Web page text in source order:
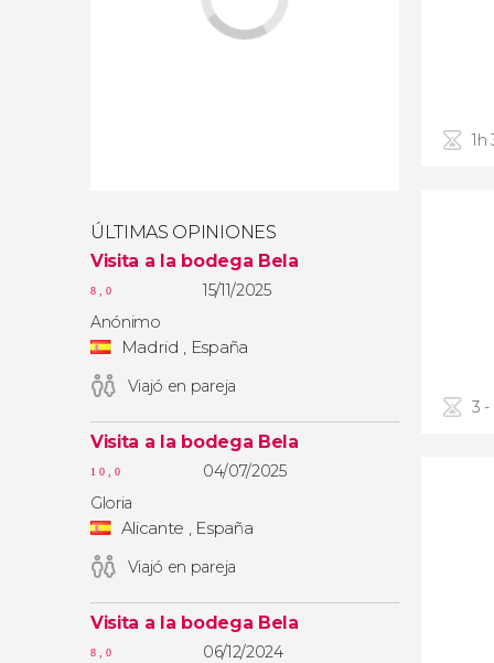
ÚLTIMAS OPINIONES
Visita a la bodega Bela
8,0
15/11/2025
Anónimo
Madrid , España
Viajó en pareja
Visita a la bodega Bela
10,0
04/07/2025
Gloria
Alicante , España
Viajó en pareja
Visita a la bodega Bela
8,0
06/12/2024
1h
3 -